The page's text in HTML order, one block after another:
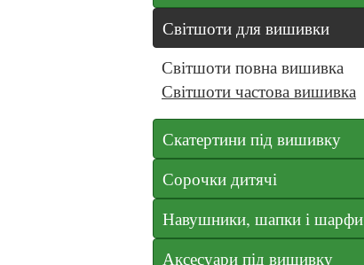
Світшоти для вишивки
Світшоти повна вишивка
Світшоти частова вишивка
Скатертини під вишивку
Сорочки дитячі
Навушники, шапки і шарфи
Аксесуари під вишивку